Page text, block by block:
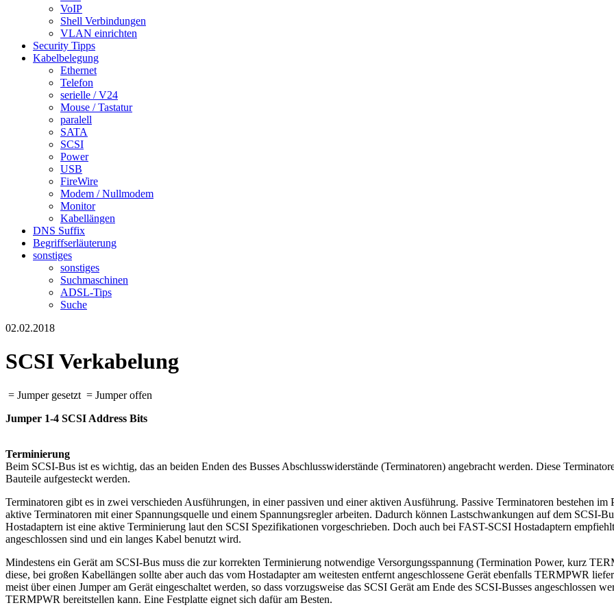
VoIP
Shell Verbindungen
VLAN einrichten
Security Tipps
Kabelbelegung
Ethernet
Telefon
serielle / V24
Mouse / Tastatur
paralell
SATA
SCSI
Power
USB
FireWire
Modem / Nullmodem
Monitor
Kabellängen
DNS Suffix
Begriffserläuterung
sonstiges
sonstiges
Suchmaschinen
ADSL-Tips
Suche
02.02.2018
SCSI Verkabelung
= Jumper gesetzt = Jumper offen
Jumper 1-4 SCSI Address Bits
Terminierung
Beim SCSI-Bus ist es wichtig, das an beiden Enden des Busses Abschlusswiderstände (Terminatoren) angebracht werden. Diese
Bauteile aufgesteckt werden.
Terminatoren gibt es in zwei verschieden Ausführungen, in einer passiven und einer aktiven Ausführung. Passive Terminatoren bestehen
aktive Terminatoren mit einer Spannungsquelle und einem Spannungsregler arbeiten. Dadurch können Lastschwankungen auf dem
Hostadaptern ist eine aktive Terminierung laut den SCSI Spezifikationen vorgeschrieben. Doch auch bei FAST-SCSI Hostadaptern
angeschlossen sind und ein langes Kabel benutzt wird.
Mindestens ein Gerät am SCSI-Bus muss die zur korrekten Terminierung notwendige Versorgungsspannung (Termination Power, kurz
diese, bei großen Kabellängen sollte aber auch das vom Hostadapter am weitesten entfernt angeschlossene Gerät ebenfalls TERMPWR
meist über einen Jumper am Gerät eingeschaltet werden, so dass vorzugsweise das SCSI Gerät am Ende des SCSI-Busses angeschlossen
TERMPWR bereitstellen kann. Eine Festplatte eignet sich dafür am Besten.